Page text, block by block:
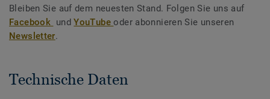
Bleiben Sie auf dem neuesten Stand. Folgen Sie uns auf
Facebook undYouTubeoder abonnieren Sie unseren
Newsletter.
Technische Daten